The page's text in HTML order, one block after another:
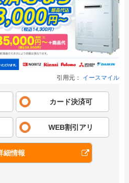
引用元： イースマイル
カード決済可
WEB割引アリ
細情報